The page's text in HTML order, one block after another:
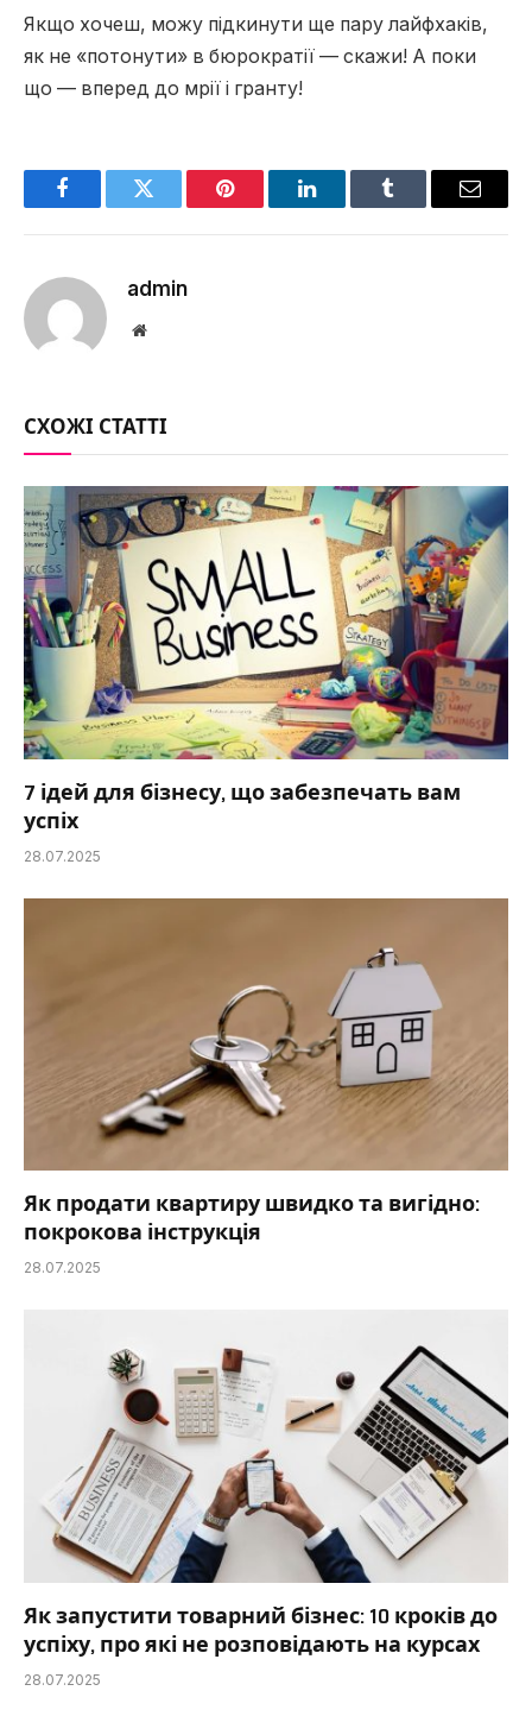
Якщо хочеш, можу підкинути ще пару лайфхаків,
як не «потонути» в бюрократії — скажи! А поки
що — вперед до мрії і гранту!
FacebookTwitter Pinterest LinkedInTumblr Email
admin
Website
СХОЖІ СТАТТІ
7 ідей для бізнесу, що забезпечать вам
успіх
28.07.2025
Як продати квартиру швидко та вигідно:
покрокова інструкція
28.07.2025
Як запустити товарний бізнес: 10 кроків до
успіху, про які не розповідають на курсах
28.07.2025